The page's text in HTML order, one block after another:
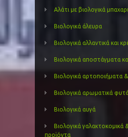
Αλάτι με βιολογικά
Βιολογικά άλευρα
Βιολογικά αλλαντικά και
Βιολογικά αποστάγματα
Βιολογικά αρτοποιήματα
Βιολογικά αρωματικά
Βιολογικά αυγά
Βιολογικά γαλακτοκομικά
προϊόντα